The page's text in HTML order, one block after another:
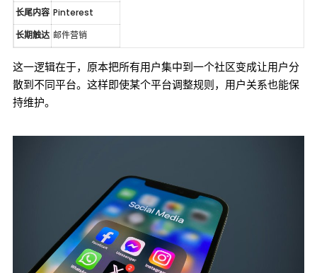
长尾内容 Pinterest
长期触达 邮件营销
这一逻辑在于，原本把所有用户集中到一个社区变成让用户分
散到不同平台。这样即使某个平台调整规则，用户关系也能保
持维护。